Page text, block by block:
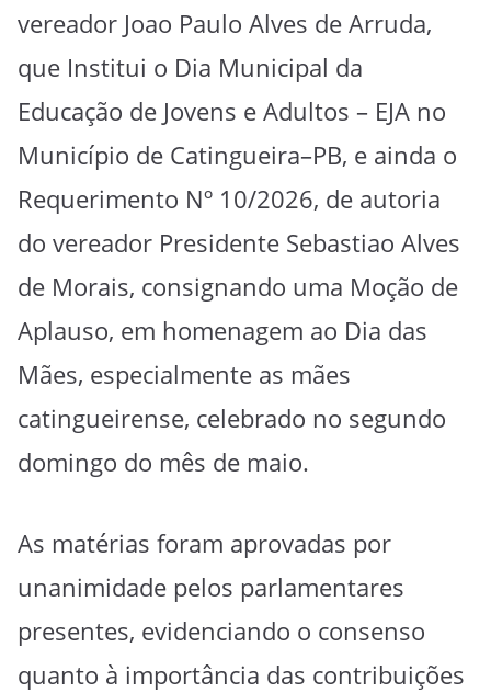
vereador Joao Paulo Alves de Arruda,
que Institui o Dia Municipal da
Educação de Jovens e Adultos – EJA no
Município de Catingueira–PB, e ainda o
Requerimento Nº 10/2026, de autoria
do vereador Presidente Sebastiao Alves
de Morais, consignando uma Moção de
Aplauso, em homenagem ao Dia das
Mães, especialmente as mães
catingueirense, celebrado no segundo
domingo do mês de maio.
As matérias foram aprovadas por
unanimidade pelos parlamentares
presentes, evidenciando o consenso
quanto à importância das contribuições